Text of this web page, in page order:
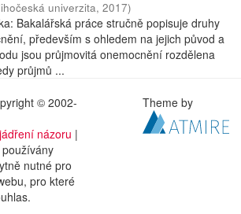
univerzita, 2017)
Bakalářská práce stručně popisuje druhy
především s ohledem na jejich původ a
jsou průjmovitá onemocnění rozdělena
průjmů ...
© 2002-
názoru |
nutné pro
pro které
Theme by